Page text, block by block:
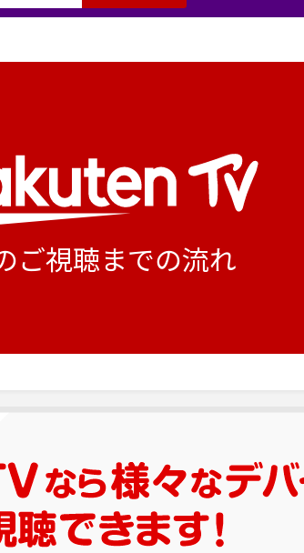
ご視聴までの流れ